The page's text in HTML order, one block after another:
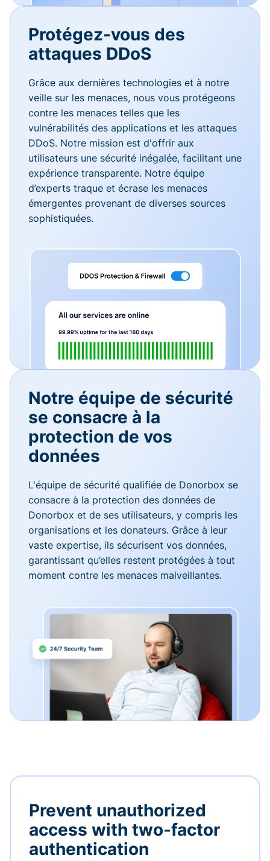
Protégez-vous des
attaques DDoS
Grâce aux dernières technologies et à notre
veille sur les menaces, nous vous protégeons
contre les menaces telles que les
vulnérabilités des applications et les attaques
DDoS. Notre mission est d'offrir aux
utilisateurs une sécurité inégalée, facilitant une
expérience transparente. Notre équipe
d’experts traque et écrase les menaces
émergentes provenant de diverses sources
sophistiquées.
Notre équipe de sécurité
se consacre à la
protection de vos
données
L'équipe de sécurité qualifiée de Donorbox se
consacre à la protection des données de
Donorbox et de ses utilisateurs, y compris les
organisations et les donateurs. Grâce à leur
vaste expertise, ils sécurisent vos données,
garantissant qu’elles restent protégées à tout
moment contre les menaces malveillantes.
Prevent unauthorized
access with two-factor
authentication